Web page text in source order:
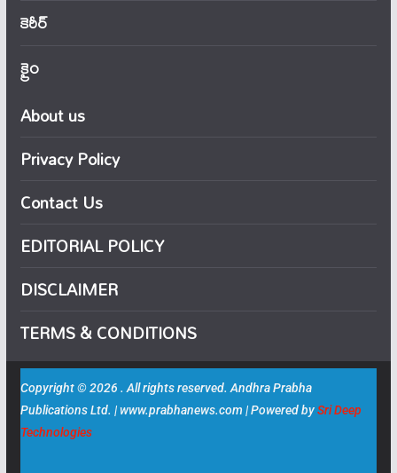
కెరీర్
క్రైం
About us
Privacy Policy
Contact Us
EDITORIAL POLICY
DISCLAIMER
TERMS & CONDITIONS
Copyright © 2026 . All rights reserved. Andhra Prabha
Publications Ltd. | www.prabhanews.com | Powered bySri Deep
Technologies